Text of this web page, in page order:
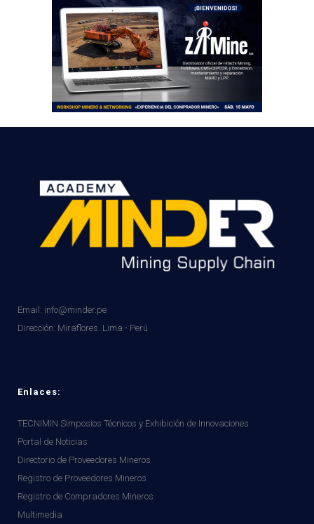
Email: info@minder.pe
Dirección: Miraflores. Lima - Perú
Enlaces:
TECNIMIN Simposios Técnicos y Exhibición de Innovaciones
Portal de Noticias
Directorio de Proveedores Mineros
Registro de Proveedores Mineros
Registro de Compradores Mineros
Multimedia